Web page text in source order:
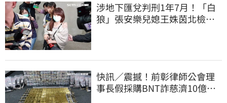
涉地下匯兌判刑1年7月！「白
狼」張安樂兒媳王姝茵北檢報
快訊／震撼！前彰律師公會理
事長假採購BNT詐慈濟10億、